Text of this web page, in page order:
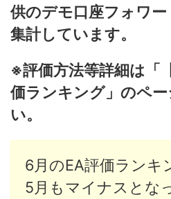
供のデモ口座フォワ
集計しています。
※評価方法等詳細は「
価ランキング」のペ
い。
6月のEA評価ランキ
5月もマイナスとな